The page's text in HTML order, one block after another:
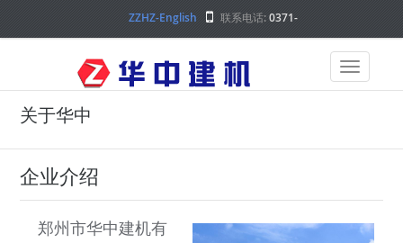
ZZHZ-English 联系电话:0371-
关于华中
企业介绍
郑州市华中建机有